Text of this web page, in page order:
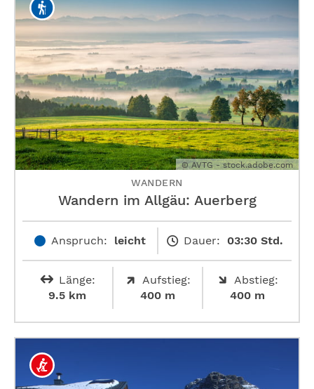
© AVTG - stock.adobe.com
WANDERN
Wandern im Allgäu: Auerberg
Anspruch: leicht Dauer: 03:30 Std.
Länge:
9.5 km
Aufstieg:
400 m
Abstieg:
400 m